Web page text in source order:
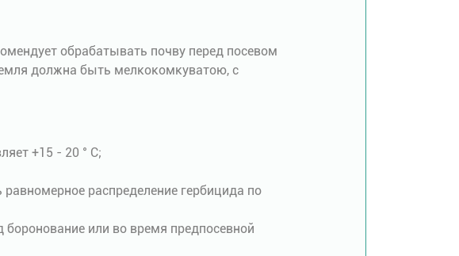
обрабатывать почву перед посевом
должна быть мелкокомкуватою, с
+15 - 20 ° C;
распределение гербицида по
боронование или во время предпосевной